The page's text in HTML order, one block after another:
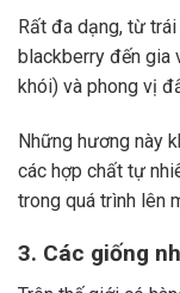
Rất đa dạng, từ
blackberry đến gia
khói) và phong vị
Những hương này
các hợp chất tự
trong quá trình lên
3. Các giống